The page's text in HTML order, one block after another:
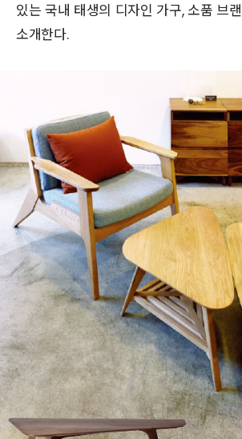
있는 국내 태생의 디자인 가구, 소품 브
소개한다.